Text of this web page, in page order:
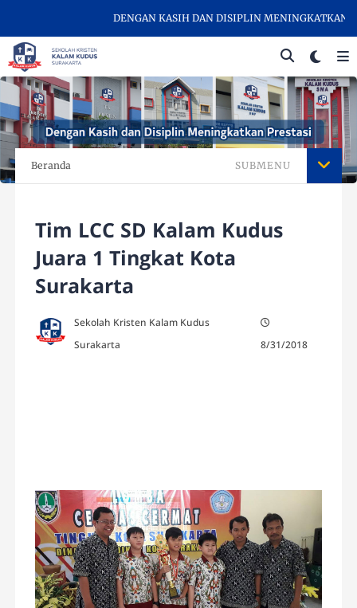
DENGAN KASIH DAN DISIPLIN MENINGKATKAN
Beranda SUBMENU
Tim LCC SD Kalam Kudus
Juara 1 Tingkat Kota
Surakarta
Sekolah Kristen Kalam Kudus
Surakarta
8/31/2018